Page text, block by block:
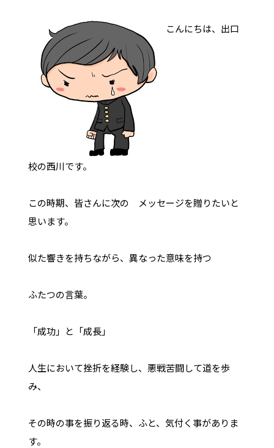
こんにちは、出口
校の西川です。
この時期、皆さんに次の メッセージを贈りたいと
思います。
似た響きを持ちながら、異なった意味を持つ
ふたつの言葉。
「成功」と「成長」
人生において挫折を経験し、悪戦苦闘して道を歩
み、
その時の事を振り返る時、ふと、気付く事がありま
す。